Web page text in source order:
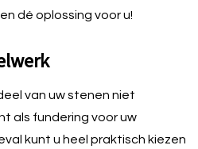
dé oplossing voor u!
van uw stenen niet
als fundering voor uw
kunt u heel praktisch kiezen